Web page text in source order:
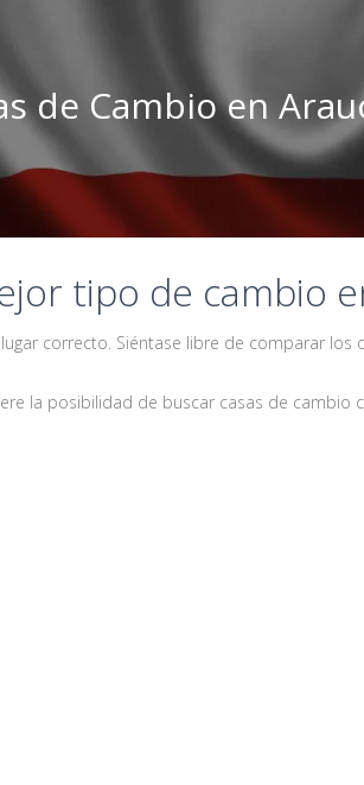
de Cambio en
tipo de cambio
correcto. Siéntase libre de comparar
la posibilidad de buscar casas de cambio